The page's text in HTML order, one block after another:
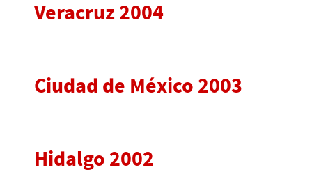
Veracruz 2004
Ciudad de México 2003
Hidalgo 2002